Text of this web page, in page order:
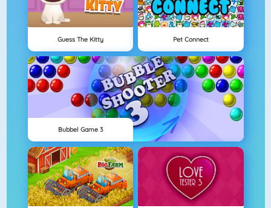
Guess The Kitty Pet Connect
Bubbel Game 3